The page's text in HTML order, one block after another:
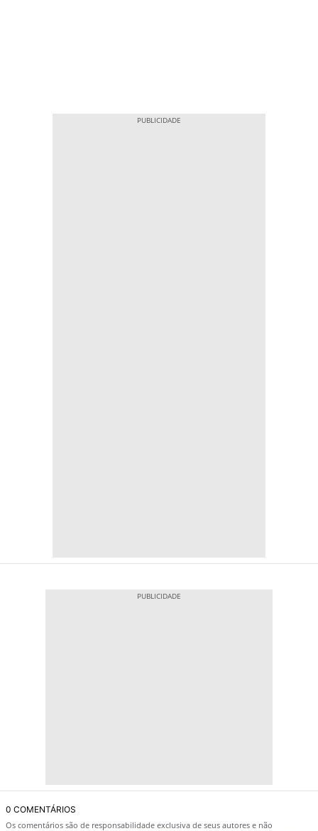
0 COMENTÁRIOS
Os comentários são de responsabilidade exclusiva de seus autores e não